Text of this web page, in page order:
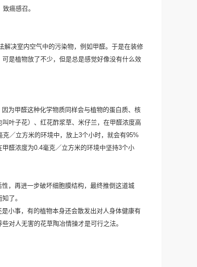
癌感召。
决室内空气中的污染物，例如甲醛。于是在装修
是植物放了不少，但是总是感觉好像没有什么效
为甲醛这种化学物质同样会与植物的蛋白质、核
叶子花）、红花酢浆草、米仔兰，在甲醛浓度高
克／立方米的环境中，放上3个小时，就会有95%
甲醛浓度为0.4毫克／立方米的环境中坚持3个小
，再进一步破坏细胞膜结构，最终推倒这道城
了。
小事，有的植物本身还会散发出对人身体健康有
对人无害的花草陶冶情操才是可行之法。